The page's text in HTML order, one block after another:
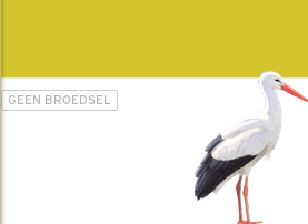
GEEN BROEDSEL